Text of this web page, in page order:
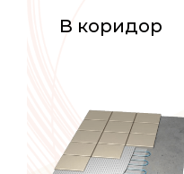
В коридор